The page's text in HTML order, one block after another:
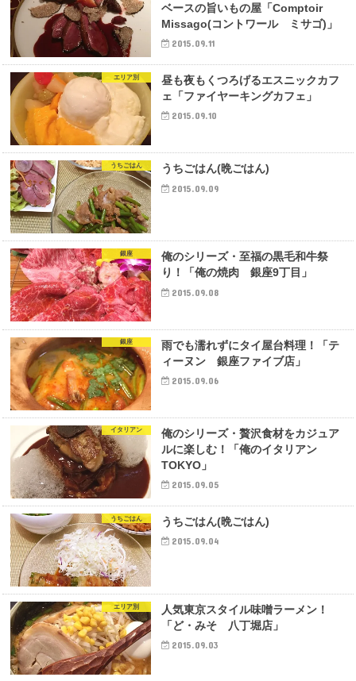
ベースの旨いもの屋「Comptoir
Missago(コントワール ミサゴ)」
2015.09.11
エリア別
昼も夜もくつろげるエスニックカフ
ェ「ファイヤーキングカフェ」
2015.09.10
うちごはん うちごはん(晩ごはん)
2015.09.09
銀座
俺のシリーズ・至福の黒毛和牛祭
り！「俺の焼肉 銀座9丁目」
2015.09.08
銀座
雨でも濡れずにタイ屋台料理！「テ
ィーヌン 銀座ファイブ店」
2015.09.06
イタリアン
俺のシリーズ・贅沢食材をカジュア
ルに楽しむ！「俺のイタリアン
TOKYO」
2015.09.05
うちごはん うちごはん(晩ごはん)
2015.09.04
エリア別
人気東京スタイル味噌ラーメン！
「ど・みそ 八丁堀店」
2015.09.03